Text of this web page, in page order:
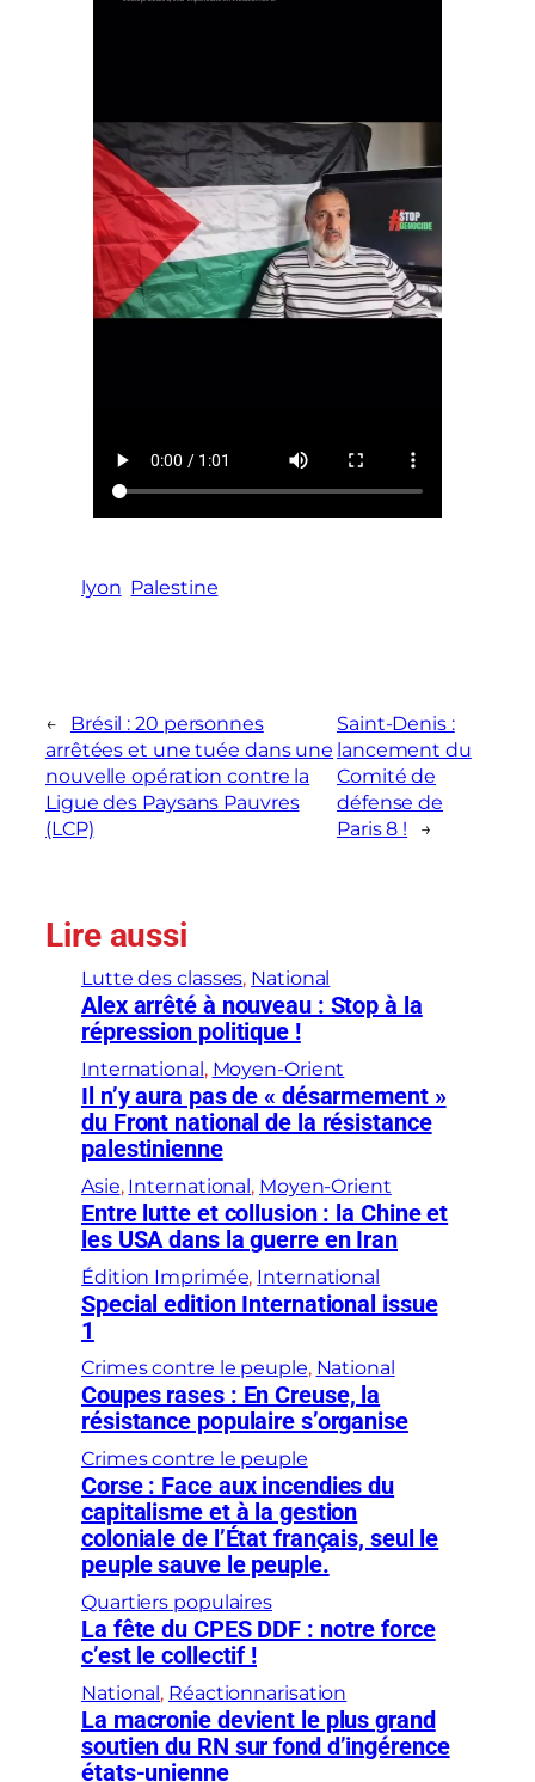
lyon Palestine
←
Brésil : 20 personnes
arrêtées et une tuée dans une
nouvelle opération contre la
Ligue des Paysans Pauvres
(LCP)
Saint-Denis :
lancement du
Comité de
défense de
Paris 8 !
→
Lire aussi
Lutte des classes, National
Alex arrêté à nouveau : Stop à la
répression politique !
International, Moyen-Orient
Il n’y aura pas de « désarmement »
du Front national de la résistance
palestinienne
Asie, International, Moyen-Orient
Entre lutte et collusion : la Chine et
les USA dans la guerre en Iran
Édition Imprimée, International
Special edition International issue
1
Crimes contre le peuple, National
Coupes rases : En Creuse, la
résistance populaire s’organise
Crimes contre le peuple
Corse : Face aux incendies du
capitalisme et à la gestion
coloniale de l’État français, seul le
peuple sauve le peuple.
Quartiers populaires
La fête du CPES DDF : notre force
c’est le collectif !
National, Réactionnarisation
La macronie devient le plus grand
soutien du RN sur fond d’ingérence
états-unienne